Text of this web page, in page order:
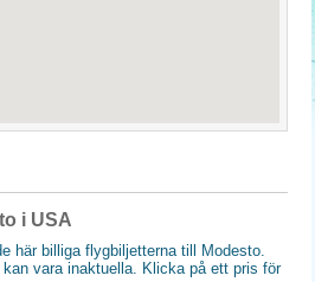
i USA
här billiga flygbiljetterna till Modesto.
vara inaktuella. Klicka på ett pris för